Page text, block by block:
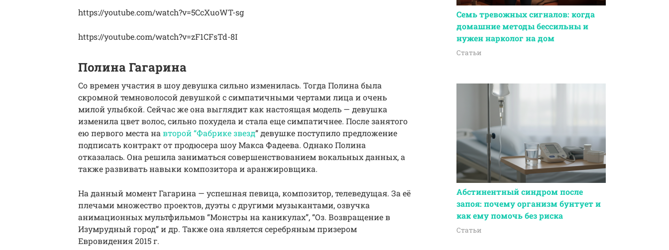
https://youtube.com/watch?v=5CcXuoWT-sg
https://youtube.com/watch?v=zF1CFsTd-8I
Полина Гагарина
Со времен участия в шоу девушка сильно изменилась. Тогда Полина была
скромной темноволосой девушкой с симпатичными чертами лица и очень
милой улыбкой. Сейчас же она выглядит как настоящая модель — девушка
изменила цвет волос, сильно похудела и стала еще симпатичнее. После занятого
ею первого места на второй “Фабрике звезд” девушке поступило предложение
подписать контракт от продюсера шоу Макса Фадеева. Однако Полина
отказалась. Она решила заниматься совершенствованием вокальных данных, а
также развивать навыки композитора и аранжировщика.
На данный момент Гагарина — успешная певица, композитор, телеведущая. За её
плечами множество проектов, дуэты с другими музыкантами, озвучка
анимационных мультфильмов “Монстры на каникулах”, “Оз. Возвращение в
Изумрудный город” и др. Также она является серебряным призером
Евровидения 2015 г.
Семь тревожных сигналов: когда
домашние методы бессильны и
нужен нарколог на дом
Статьи
Абстинентный синдром после
запоя: почему организм бунтует и
как ему помочь без риска
Статьи